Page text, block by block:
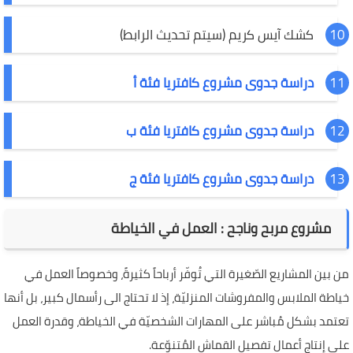
كشك آيس كريم (سيتم تحديث الرابط)
دراسة جدوى مشروع كافتريا فئة أ
دراسة جدوى مشروع كافتريا فئة ب
دراسة جدوى مشروع كافتريا فئة ج
مشروع مربح وناجح : العمل في الخياطة
من بين المشاريع الصّغيرة التي تُوفّر أرباحاً كثيرةً، وخصوصاً العمل في
خياطة الملابس والمفروشات المنزليّة، إذ لا تحتاج الى رأسمال كبير، بل أنها
تعتمد بشكل مُباشر على المهارات الشخصيّة في الخياطة، وقدرة العمل
على إنتاج أعمال تفصيل القماش المُتنوّعة.